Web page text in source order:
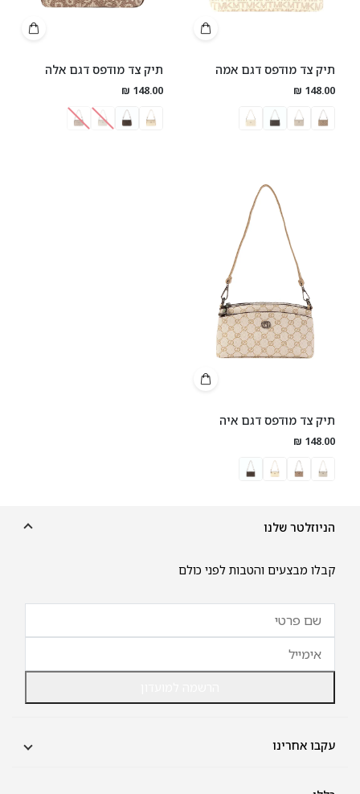
תיק צד מודפס דגם אמה
148.00 ₪
תיק צד מודפס דגם אלה
148.00 ₪
תיק צד מודפס דגם איה
148.00 ₪
הניוזלטר שלנו
קבלו מבצעים והטבות לפני כולם
עקבו אחרינו